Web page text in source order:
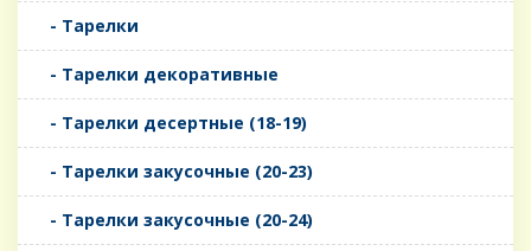
- Тарелки
- Тарелки декоративные
- Тарелки десертные (18-19)
- Тарелки закусочные (20-23)
- Тарелки закусочные (20-24)